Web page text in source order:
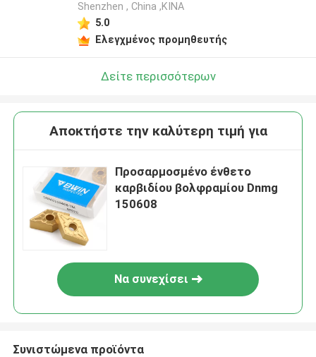
Shenzhen , China ,ΚΙΝΑ
5.0
Ελεγχμένος προμηθευτής
Δείτε περισσότερων
Αποκτήστε την καλύτερη τιμή για
Προσαρμοσμένο ένθετο
καρβιδίου βολφραμίου Dnmg
150608
Να συνεχίσει
Συνιστώμενα προϊόντα